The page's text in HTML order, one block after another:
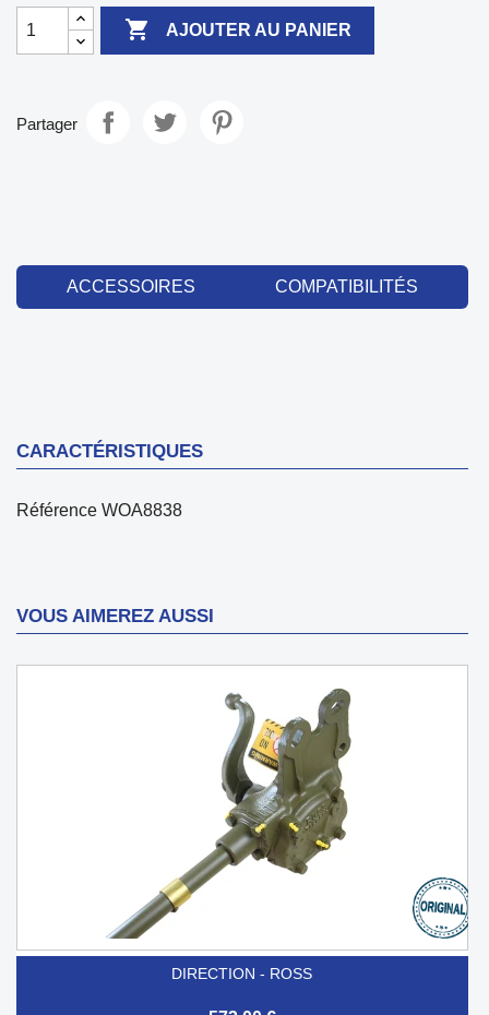
 AJOUTER AU PANIER
Partager
ACCESSOIRES COMPATIBILITÉS
CARACTÉRISTIQUES
Référence WOA8838
VOUS AIMEREZ AUSSI
DIRECTION - ROSS